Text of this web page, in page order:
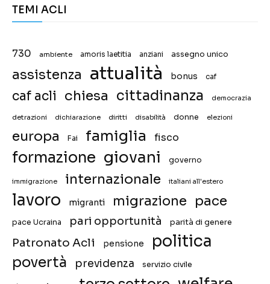
TEMI ACLI
730 ambiente amoris laetitia anziani assegno unico
assistenza attualità bonus caf
caf acli chiesa cittadinanza democrazia
detrazioni dichiarazione diritti disabilità donne elezioni
europa Fai famiglia fisco
formazione giovani governo
immigrazione internazionale italiani all'estero
lavoro migranti migrazione pace
pace Ucraina pari opportunità parità di genere
Patronato Acli pensione politica
povertà previdenza servizio civile